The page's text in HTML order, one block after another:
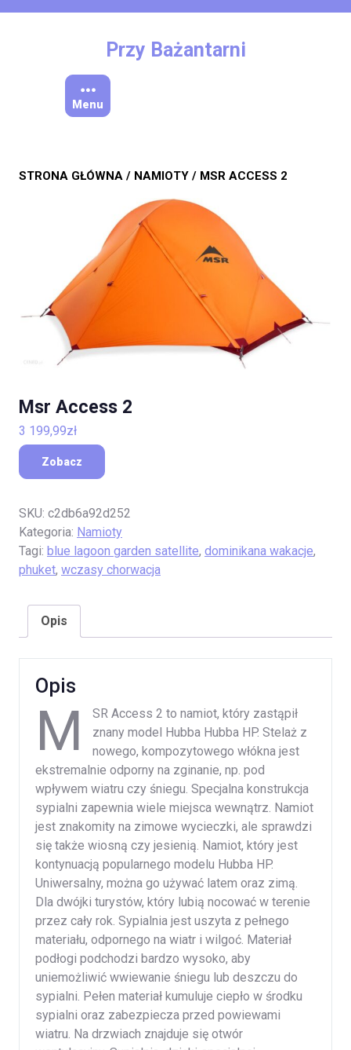
Przy Bażantarni
Menu
STRONA GŁÓWNA / NAMIOTY / MSR ACCESS 2
Msr Access 2
3 199,99zł
Zobacz
SKU: c2db6a92d252
Kategoria: Namioty
Tagi: blue lagoon garden satellite, dominikana wakacje,
phuket, wczasy chorwacja
Opis
Opis
M
SR Access 2 to namiot, który zastąpił
znany model Hubba Hubba HP. Stelaż z
nowego, kompozytowego włókna jest
ekstremalnie odporny na zginanie, np. pod
wpływem wiatru czy śniegu. Specjalna konstrukcja
sypialni zapewnia wiele miejsca wewnątrz. Namiot
jest znakomity na zimowe wycieczki, ale sprawdzi
się także wiosną czy jesienią. Namiot, który jest
kontynuacją popularnego modelu Hubba HP.
Uniwersalny, można go używać latem oraz zimą.
Dla dwójki turystów, który lubią nocować w terenie
przez cały rok. Sypialnia jest uszyta z pełnego
materiału, odpornego na wiatr i wilgoć. Materiał
podłogi podchodzi bardzo wysoko, aby
uniemożliwić wwiewanie śniegu lub deszczu do
sypialni. Pełen materiał kumuluje ciepło w środku
sypialni oraz zabezpiecza przed powiewami
wiatru. Na drzwiach znajduje się otwór